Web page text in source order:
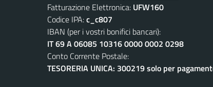
Fatturazione Elettronica: UFW160
Codice IPA:c_c807
IBAN (per i vostri bonifici bancari):
IT 69 A 06085 10316 0000 0002 0298
Conto Corrente Postale:
TESORERIA UNICA: 300219 solo per